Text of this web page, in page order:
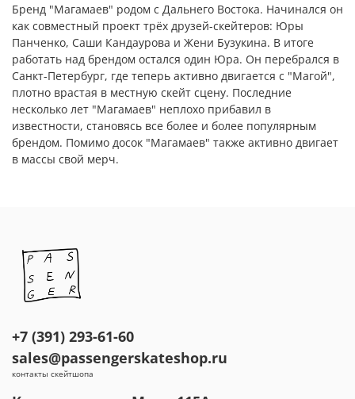
Бренд "Магамаев" родом с Дальнего Востока. Начинался он
как совместный проект трёх друзей-скейтеров: Юры
Панченко, Саши Кандаурова и Жени Бузукина. В итоге
работать над брендом остался один Юра. Он перебрался в
Санкт-Петербург, где теперь активно двигается с "Магой",
плотно врастая в местную скейт сцену. Последние
несколько лет "Магамаев" неплохо прибавил в
известности, становясь все более и более популярным
брендом. Помимо досок "Магамаев" также активно двигает
в массы свой мерч.
+7 (391) 293-61-60
sales@passengerskateshop.ru
контакты скейтшопа